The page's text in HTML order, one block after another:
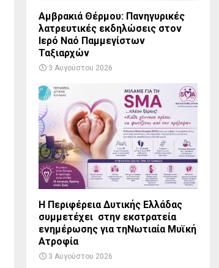
Αμβρακιά Θέρμου: Πανηγυρικές
λατρευτικές εκδηλώσεις στον
Ιερό Ναό Παμμεγίστων
Ταξιαρχών
3 Αυγούστου 2026
Η Περιφέρεια Δυτικής Ελλάδας
συμμετέχει στην εκστρατεία
ενημέρωσης για τηΝωτιαία Μυϊκή
Ατροφία
3 Αυγούστου 2026